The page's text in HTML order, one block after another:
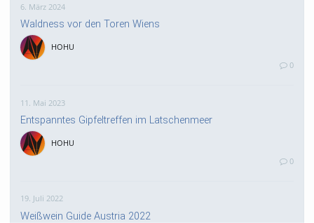
6. März 2024
Waldness vor den Toren Wiens
HOHU
0
11. Mai 2023
Entspanntes Gipfeltreffen im Latschenmeer
HOHU
0
19. Juli 2022
Weißwein Guide Austria 2022